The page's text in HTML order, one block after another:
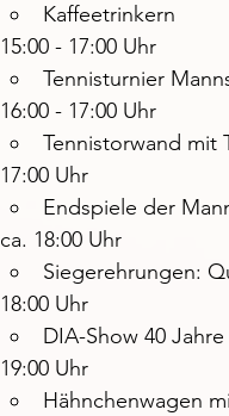
Kaffeetrinkern
15:00 - 17:00 Uhr
Tennisturnier
16:00 - 17:00 Uhr
Tennistorwand mit
17:00 Uhr
Endspiele der
ca. 18:00 Uhr
Siegerehrungen:
18:00 Uhr
DIA-Show 40
19:00 Uhr
Hähnchenwagen